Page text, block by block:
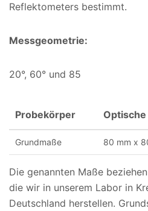
Reflektometers bestimmt.
Messgeometrie:
20°, 60° und 85
Probekörper
Grundmaße 80 mm x
Die genannten Maße
die wir in unserem Labor in
Deutschland herstellen.